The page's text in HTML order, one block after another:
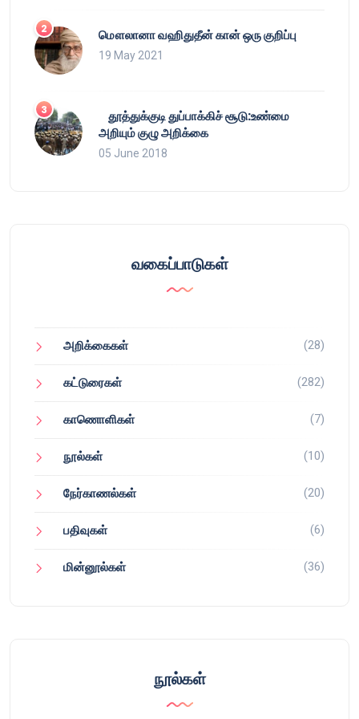
மௌலானா வஹிதுதீன் கான் ஒரு குறிப்பு
19 May 2021
தூத்துக்குடி துப்பாக்கிச் சூடு:உண்மை
அறியும் குழு அறிக்கை
05 June 2018
வகைப்பாடுகள்
அறிக்கைகள் (28)
கட்டுரைகள் (282)
காணொளிகள் (7)
நூல்கள் (10)
நேர்காணல்கள் (20)
பதிவுகள் (6)
மின்னூல்கள் (36)
நூல்கள்